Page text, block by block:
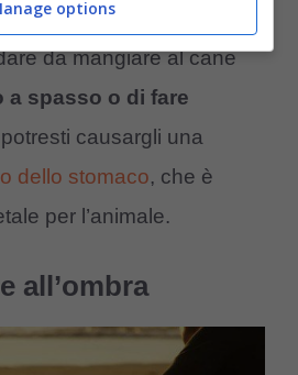
la rende maggiormente
da mangiare al cane
a spasso o di fare
potresti causargli una
dello stomaco, che è
per l’animale.
all’ombra
options